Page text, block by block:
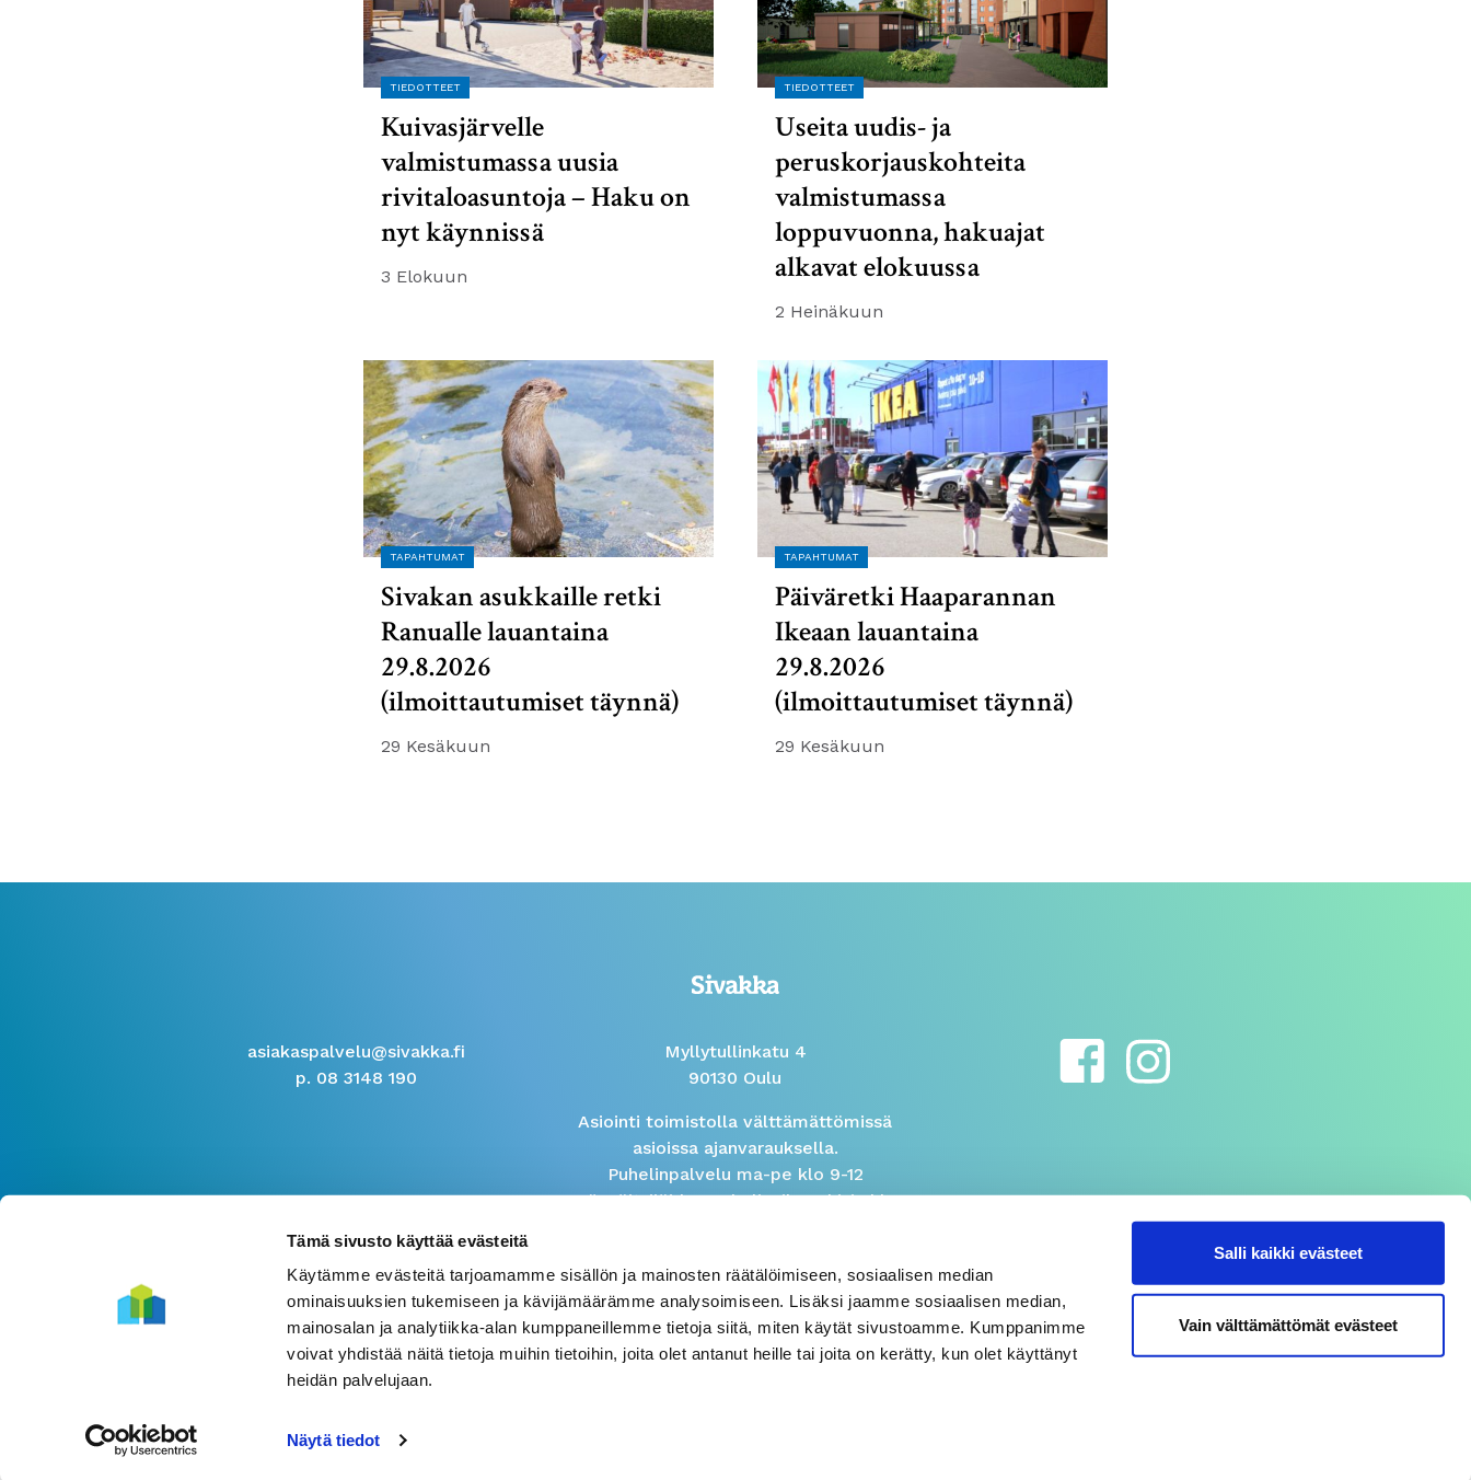
Tämä sivusto käyttää evästeitä
Käytämme evästeitä tarjoamamme sisällön ja mainosten räätälöimiseen, sosiaalisen median
ominaisuuksien tukemiseen ja kävijämäärämme analysoimiseen. Lisäksi jaamme sosiaalisen median,
mainosalan ja analytiikka-alan kumppaneillemme tietoja siitä, miten käytät sivustoamme. Kumppanimme
voivat yhdistää näitä tietoja muihin tietoihin, joita olet antanut heille tai joita on kerätty, kun olet käyttänyt
heidän palvelujaan.
Näytä tiedot
Salli kaikki evästeet
Vain välttämättömät evästeet
TIEDOTTEET
Kuivasjärvelle
valmistumassa uusia
rivitaloasuntoja – Haku on
nyt käynnissä
3 Elokuun
TIEDOTTEET
Useita uudis- ja
peruskorjauskohteita
valmistumassa
loppuvuonna, hakuajat
alkavat elokuussa
2 Heinäkuun
TAPAHTUMAT
Sivakan asukkaille retki
Ranualle lauantaina
29.8.2026
(ilmoittautumiset täynnä)
29 Kesäkuun
TAPAHTUMAT
Päiväretki Haaparannan
Ikeaan lauantaina
29.8.2026
(ilmoittautumiset täynnä)
29 Kesäkuun
asiakaspalvelu@sivakka.fi
p. 08 3148 190
Myllytullinkatu 4
90130 Oulu
Asiointi toimistolla välttämättömissä
asioissa ajanvarauksella.
Puhelinpalvelu ma-pe klo 9-12
Isännöitsijöiden puhelinaika arkisin klo
Väärinkäytösilmoitus